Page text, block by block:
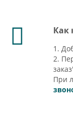
Как
1.
2.
При